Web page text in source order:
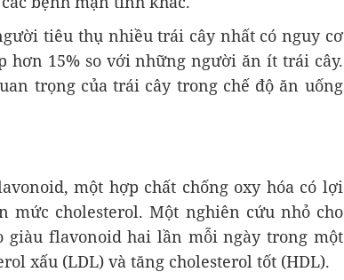
tiêu thụ nhiều trái cây nhất có nguy cơ
hơn 15% so với những người ăn ít trái cây.
trọng của trái cây trong chế độ ăn uống
một hợp chất chống oxy hóa có lợi
mức cholesterol. Một nghiên cứu nhỏ cho
giàu flavonoid hai lần mỗi ngày trong một
xấu (LDL) và tăng cholesterol tốt (HDL).